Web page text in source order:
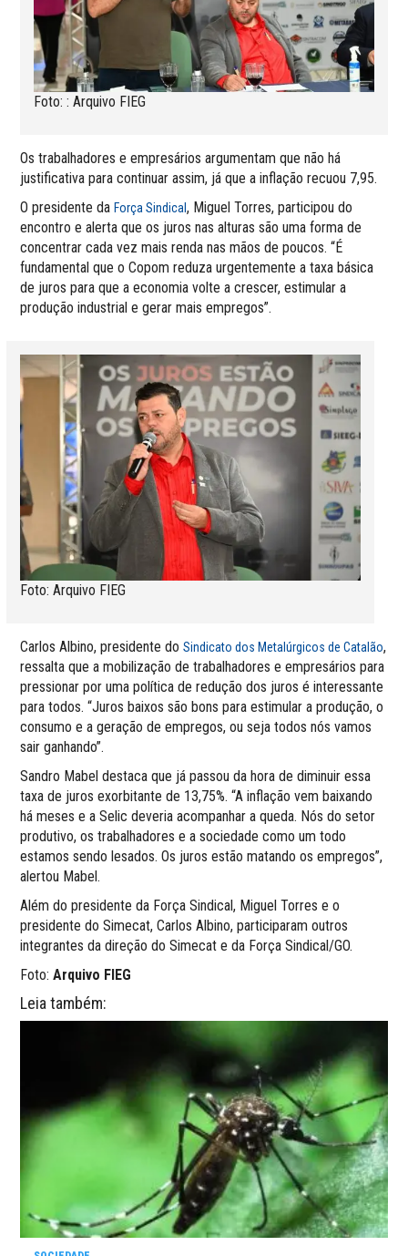
Foto: : Arquivo FIEG
Os trabalhadores e empresários argumentam que não há
justificativa para continuar assim, já que a inflação recuou 7,95.
O presidente daForça Sindical, Miguel Torres, participou do
encontro e alerta que os juros nas alturas são uma forma de
concentrar cada vez mais renda nas mãos de poucos. “É
fundamental que o Copom reduza urgentemente a taxa básica
de juros para que a economia volte a crescer, estimular a
produção industrial e gerar mais empregos”.
Foto: Arquivo FIEG
Carlos Albino, presidente doSindicato dos Metalúrgicos de Catalão,
ressalta que a mobilização de trabalhadores e empresários para
pressionar por uma política de redução dos juros é interessante
para todos. “Juros baixos são bons para estimular a produção, o
consumo e a geração de empregos, ou seja todos nós vamos
sair ganhando”.
Sandro Mabel destaca que já passou da hora de diminuir essa
taxa de juros exorbitante de 13,75%. “A inflação vem baixando
há meses e a Selic deveria acompanhar a queda. Nós do setor
produtivo, os trabalhadores e a sociedade como um todo
estamos sendo lesados. Os juros estão matando os empregos”,
alertou Mabel.
Além do presidente da Força Sindical, Miguel Torres e o
presidente do Simecat, Carlos Albino, participaram outros
integrantes da direção do Simecat e da Força Sindical/GO.
Foto:Arquivo FIEG
Leia também: